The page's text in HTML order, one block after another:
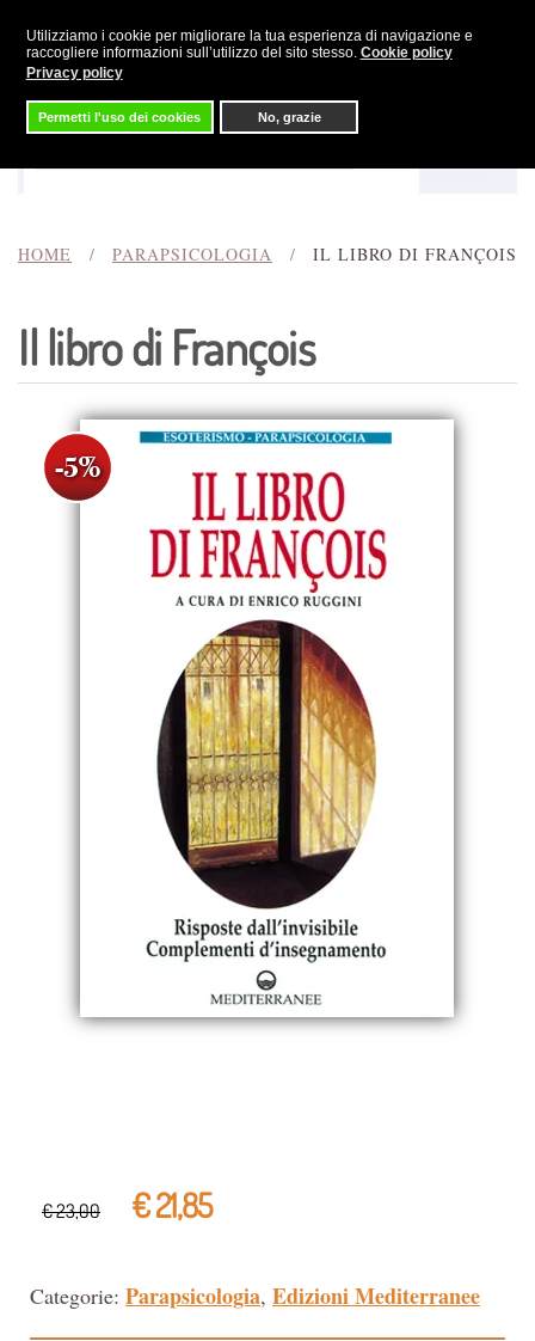
Utilizziamo i cookie per migliorare la tua esperienza di navigazione e
raccogliere informazioni sull’utilizzo del sito stesso. Cookie policy
Privacy policy
Permetti l'uso dei cookies No, grazie
Skip to main content
HOME PARAPSICOLOGIA IL LIBRO DI FRANÇOIS
Il libro di François
€ 23,00 € 21,85
Categorie: Parapsicologia, Edizioni Mediterranee